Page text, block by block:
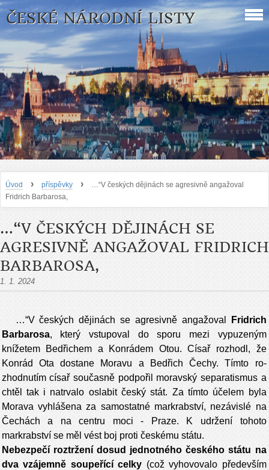
ČESKÉ NÁRODNÍ LISTY
Úvod › příspěvky ›
…“V českých dějinách se agresivně angažoval
Fridrich Barbarosa,
…“V ČESKÝCH DĚJINÁCH SE
AGRESIVNĚ ANGAŽOVAL FRIDRICH
BARBAROSA,
1. 1. 2024
…“V českých dějinách se agresivně angažoval
Fridrich
Barbarosa, který vstupoval do sporu mezi vypuzeným
knížetem Bedřichem a Konrádem Otou. Císař rozhodl, že
Konrád Ota dostane Moravu a Bedřich Čechy. Tímto ro­
zhodnutím císař současně podpořil moravský separatismus a
chtěl tak i natrvalo oslabit český stát. Za tímto účelem byla
Morava vyhlášena za samos­tatné markrabství, nezávislé na
Čechách a na centru moci - Praze. K udržení tohoto
markrabství se měl vést boj proti českému státu.
Nebezpečí roztržení dosud jednotného českého státu na
dva vzájemně soupeřící celky (což vyhovovalo především